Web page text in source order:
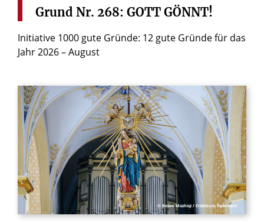
Grund Nr. 268: GOTT GÖNNT!
Initiative 1000 gute Gründe: 12 gute Gründe für das
Jahr 2026 – August
© Besim Mazhiqi / Erzbistum Paderborn